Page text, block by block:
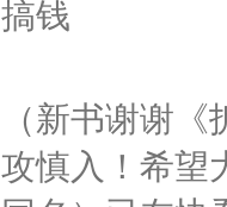
搞钱
（新书谢谢
攻慎入！希望